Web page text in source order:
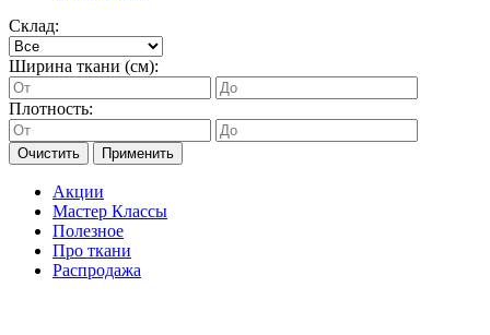
Склад:
Ширина ткани (см):
Плотность:
Очистить Применить
Акции
Мастер Классы
Полезное
Про ткани
Распродажа